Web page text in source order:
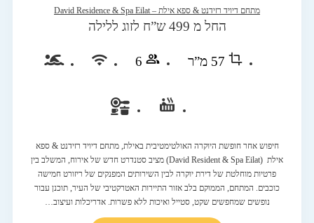
מתחם דיויד רזידנט & ספא אילת – David Residence & Spa Eilat
החל מ 499 ש”ח לזוג ללילה
57 מ”ר 6
חיפוש אחר חופשת היוקרה האולטימטיבית באילת, מתחם דיויד רזידנט & ספא
אילת (David Resident & Spa Eilat) מציב סטנדרט חדש של אירוח, המשלב בין
פרטיות מוחלטת של דירת יוקרה לבין השירותים המפנקים של ריזורט חמישה
כוכבים. המתחם, הממוקם בלב אזור התיירות האטרקטיבי של העיר, תוכנן עבור
נופשים שמחפשים שקט, סטייל ואיכות ללא פשרות. אדריכלות ועיצוב…